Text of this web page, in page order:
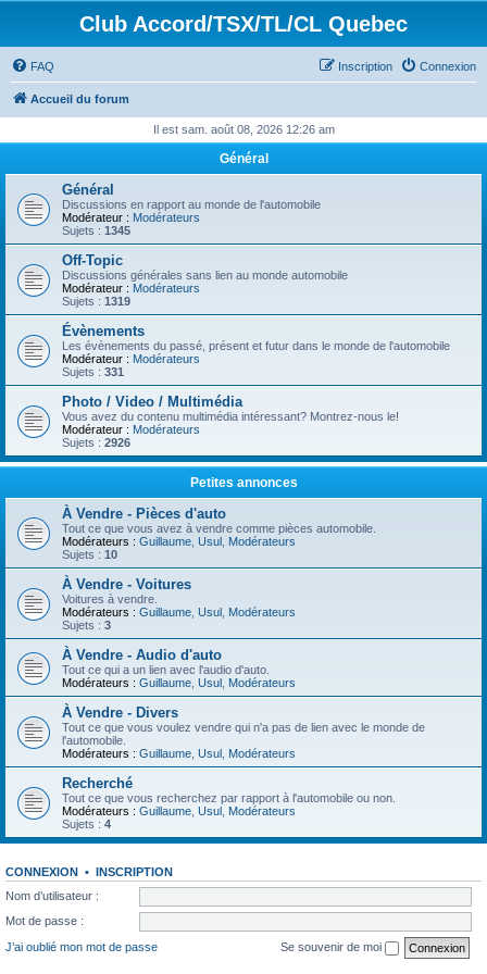
Club Accord/TSX/TL/CL Quebec
FAQ Connexion
Inscription
Accueil du forum
Il est sam. août 08, 2026 12:26 am
Général
Général
Discussions en rapport au monde de l'automobile
Modérateur : Modérateurs
Sujets : 1345
Off-Topic
Discussions générales sans lien au monde automobile
Modérateur : Modérateurs
Sujets : 1319
Évènements
Les évènements du passé, présent et futur dans le monde de l'automobile
Modérateur : Modérateurs
Sujets : 331
Photo / Video / Multimédia
Vous avez du contenu multimédia intéressant? Montrez-nous le!
Modérateur : Modérateurs
Sujets : 2926
Petites annonces
À Vendre - Pièces d'auto
Tout ce que vous avez à vendre comme pièces automobile.
Modérateurs : Guillaume Usul Modérateurs
Sujets : 10
À Vendre - Voitures
Voitures à vendre.
Modérateurs : Guillaume Usul Modérateurs
Sujets : 3
À Vendre - Audio d'auto
Tout ce qui a un lien avec l'audio d'auto.
Modérateurs : Guillaume Usul Modérateurs
À Vendre - Divers
Tout ce que vous voulez vendre qui n'a pas de lien avec le monde de
l'automobile.
Modérateurs : Guillaume Usul Modérateurs
Recherché
Tout ce que vous recherchez par rapport à l'automobile ou non.
Modérateurs : Guillaume Usul Modérateurs
Sujets : 4
CONNEXION • INSCRIPTION
Nom d’utilisateur :
Mot de passe :
J’ai oublié mon mot de passe
Se souvenir de moi